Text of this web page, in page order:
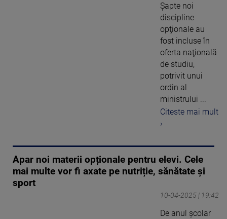
Şapte noi
discipline
opţionale au
fost incluse în
oferta naţională
de studiu,
potrivit unui
ordin al
ministrului ...
Citeste mai mult
›
Apar noi materii opționale pentru elevi. Cele
mai multe vor fi axate pe nutriție, sănătate și
sport
10-04-2025 | 19:42
De anul școlar